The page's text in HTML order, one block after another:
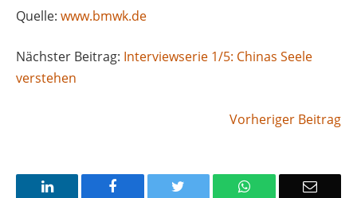
Quelle: www.bmwk.de
Nächster Beitrag: Interviewserie 1/5: Chinas Seele
verstehen
Vorheriger Beitrag
LinkedIn Facebook WhatsApp Email